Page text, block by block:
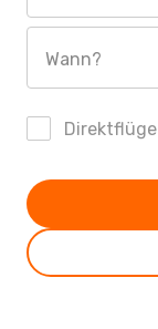
Wann?
Direktflüge